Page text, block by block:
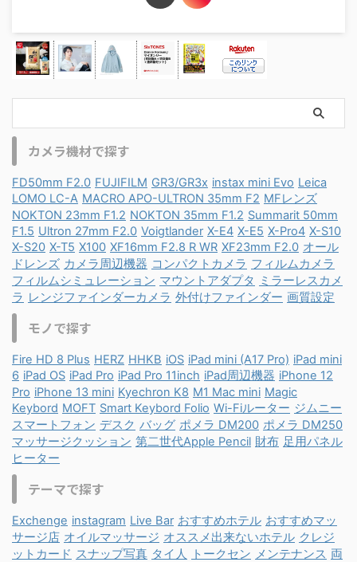
カメラ機材で探す
FD50mm F2.0 FUJIFILM GR3/GR3x instax mini Evo Leica
LOMO LC-A MACRO APO-ULTRON 35mm F2 MFレンズ
NOKTON 23mm F1.2 NOKTON 35mm F1.2 Summarit 50mm
F1.5 Ultron 27mm F2.0 Voigtlander X-E4 X-E5 X-Pro4 X-S10
X-S20 X-T5 X100 XF16mm F2.8 R WR XF23mm F2.0 オール
ドレンズ カメラ周辺機器 コンパクトカメラ フィルムカメラ
フィルムシミュレーション マウントアダプタ ミラーレスカメ
ラ レンジファインダーカメラ 外付けファインダー 画質設定
モノで探す
Fire HD 8 Plus HERZ HHKB iOS iPad mini (A17 Pro) iPad mini
6 iPad OS iPad Pro iPad Pro 11inch iPad周辺機器 iPhone 12
Pro iPhone 13 mini Kyechron K8 M1 Mac mini Magic
Keybord MOFT Smart Keybord Folio Wi-Fiルーター ジムニー
スマートフォン デスク バッグ ポメラ DM200 ポメラ DM250
マッサージクッション 第二世代Apple Pencil 財布 足用パネル
ヒーター
テーマで探す
Exchenge instagram Live Bar おすすめホテル おすすめマッ
サージ店 オイルマッサージ オススメ出来ないホテル クレジ
ットカード スナップ写真 タイ人 トークセン メンテナンス 両